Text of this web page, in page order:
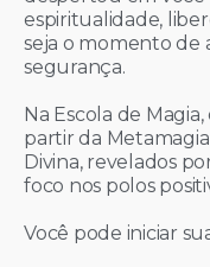
espiritualidade,
seja o momento de
segurança.
Na Escola de
partir da
Divina, revelados
foco nos polos
Você pode iniciar